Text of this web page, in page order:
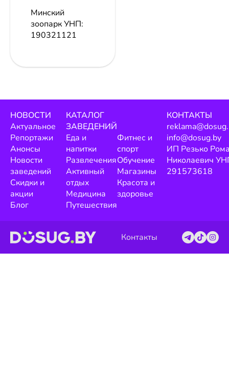
Минский
зоопаркУНП:
190321121
НОВОСТИ
Актуальное
Репортажи
Анонсы
Новости
заведений
Скидки и
акции
Блог
КАТАЛОГ
ЗАВЕДЕНИЙ
Еда и
напитки
Развлечения
Активный
отдых
Медицина
Путешествия
Фитнес и
спорт
Обучение
Магазины
Красота и
здоровье
КОНТАКТЫ
info@dosug.by
ИП Резько
Николаевич
291573618
Контакты